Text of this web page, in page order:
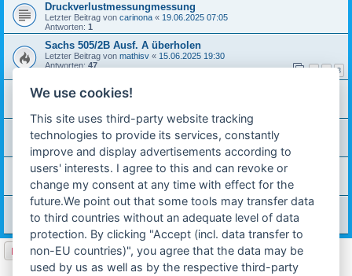
Druckverlustmessungmessung
Letzter Beitrag von carinona « 19.06.2025 07:05
Antworten: 1
Sachs 505/2B Ausf. A überholen
Letzter Beitrag von mathisv « 15.06.2025 19:30
Antworten:47 1 2 3
Hercules prima 5s kupplung problem
Kolbenringe für eine Hercules P3 BJ: 75
Letzter Beitrag voncarinona«02.05.2025 14:28
Antworten:2
Kerzenbild
carinona
15.04.2025 15:47
Antworten: 12
Sachs 505 2BY Orginaler Krümmer Fußschaltmotor
Letzter Beitrag von Prima_1997 «10.02.2025 18:03
Neues Thema
873 Themen Seite1von35 …
We use cookies!
This site uses third-party website tracking
technologies to provide its services, constantly
improve and display advertisements according to
users' interests. I agree to this and can revoke or
change my consent at any time with effect for the
future.We point out that some tools may transfer data
to third countries without an adequate level of data
protection. By clicking "Accept (incl. data transfer to
non-EU countries)", you agree that the data may be
used by us as well as by the respective third-party